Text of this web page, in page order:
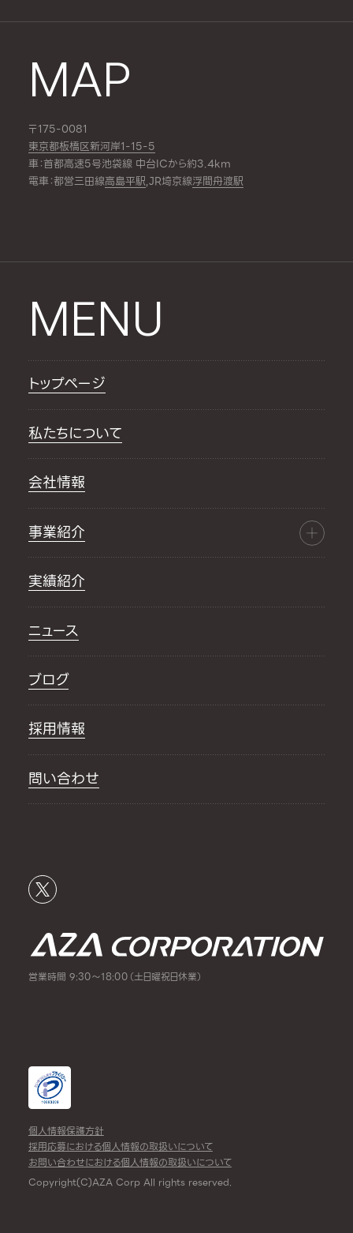
MAP
〒175-0081
東京都板橋区新河岸1-15-5
車：首都高速5号池袋線 中台ICから約3.4km
電車：都営三田線高島平駅,JR埼京線浮間舟渡駅
MENU
トップページ
私たちについて
会社情報
事業紹介
実績紹介
ニュース
ブログ
採用情報
問い合わせ
営業時間 9:30～18:00（土日曜祝日休業）
個人情報保護方針
採用応募における個人情報の取扱いについて
お問い合わせにおける個人情報の取扱いについて
Copyright(C)AZA Corp All rights reserved.